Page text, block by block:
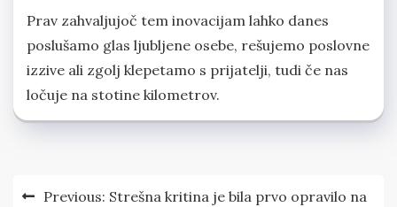
Prav zahvaljujoč tem inovacijam lahko danes
poslušamo glas ljubljene osebe, rešujemo poslovne
izzive ali zgolj klepetamo s prijatelji, tudi če nas
ločuje na stotine kilometrov.
Navigacija
Previous: Strešna kritina je bila prvo opravilo na